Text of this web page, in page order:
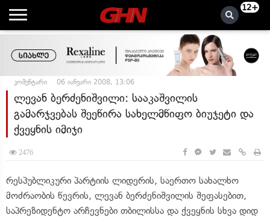
12+
კომენტარი 06 იანვარი 2008, 13:06
ლევან ბერძენიშვილი: სააკაშვილის
გამარჯვებას შეეწირა სახელმწიფო ბიუჯეტი და
ქვეყნის იმიჯი
2476
რესპუბლიკური პარტიის ლიდერის, საერთო სახალხო
მოძრაობის წევრის, ლევან ბერძენიშვილის შეფასებით,
საპრეზიდენტო არჩევნები თბილისსა და ქვეყნის სხვა დიდ